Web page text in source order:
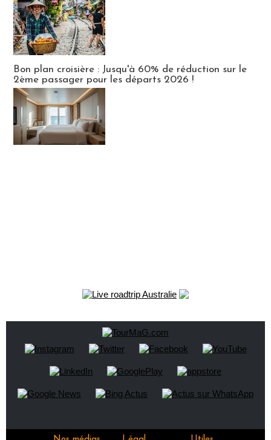
Bon plan croisière : Jusqu'à 60% de réduction sur le
2ème passager pour les départs 2026 !